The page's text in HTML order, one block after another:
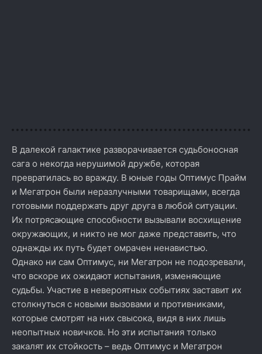
В далекой галактике разворачивается судьбоносная
сага о некогда нерушимой дружбе, которая
превратилась во вражду. В юные годы Оптимус Прайм
и Мегатрон были неразлучными товарищами, всегда
готовыми поддержать друг друга в любой ситуации.
Их потрясающие способности вызывали восхищение
окружающих, и никто не мог даже представить, что
однажды их путь будет омрачен ненавистью.
Однако ни сам Оптимус, ни Мегатрон не подозревали,
что вскоре их ожидают испытания, изменяющие
судьбы. Участие в невероятных событиях заставит их
столкнуться с новыми вызовами и противниками,
которые смотрят на них свысока, видя в них лишь
неопытных новичков. Но эти испытания только
закалят их стойкость – ведь Оптимус и Мегатрон